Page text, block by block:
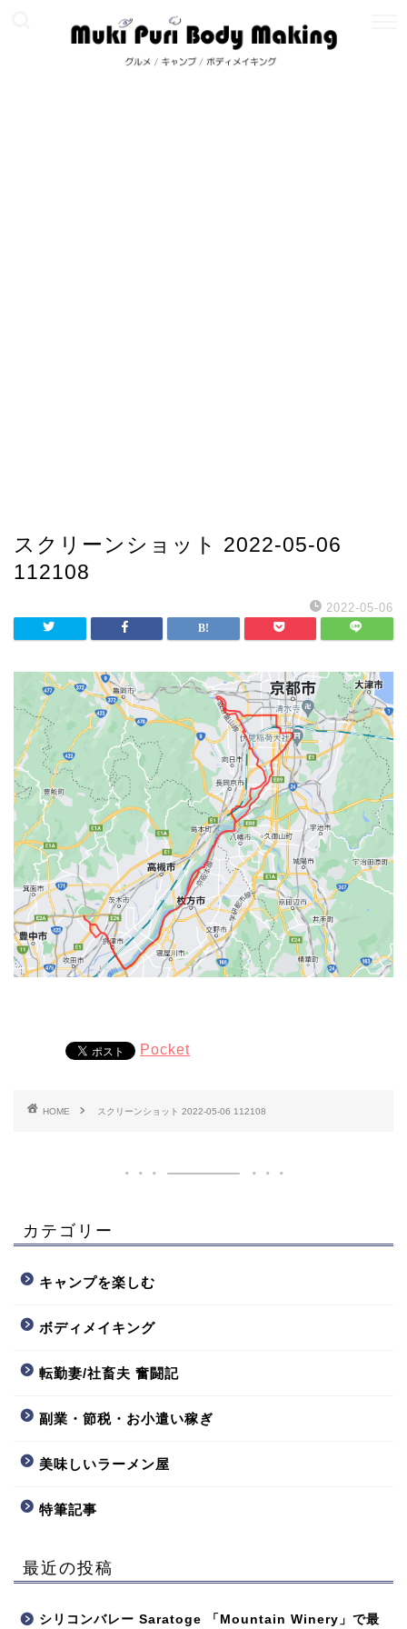
スクリーンショット 2022-05-06
112108
2022-05-06
Pocket
HOME スクリーンショット 2022-05-06 112108
カテゴリー
キャンプを楽しむ
ボディメイキング
転勤妻/社畜夫 奮闘記
副業・節税・お小遣い稼ぎ
美味しいラーメン屋
特筆記事
最近の投稿
シリコンバレー Saratoge 「Mountain Winery」で最